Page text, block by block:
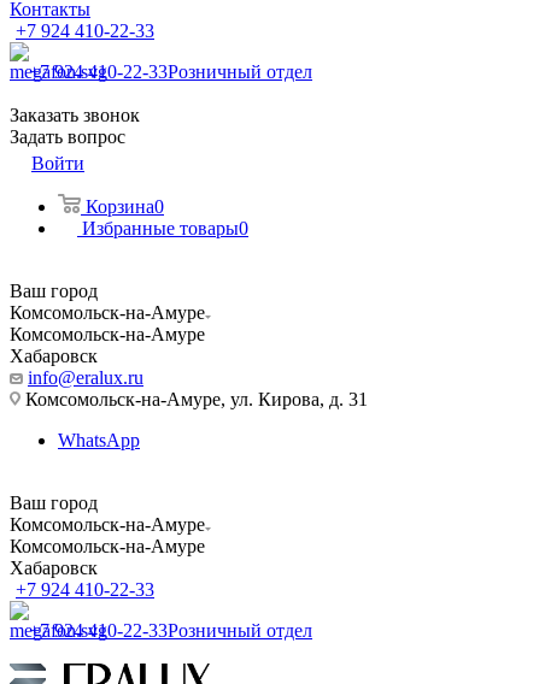
Контакты
+7 924 410-22-33
+7 924 410-22-33Розничный отдел
Заказать звонок
Задать вопрос
Войти
Корзина0
Избранные товары0
Ваш город
Комсомольск-на-Амуре
Комсомольск-на-Амуре
Хабаровск
info@eralux.ru
Комсомольск-на-Амуре, ул. Кирова, д. 31
WhatsApp
Ваш город
Комсомольск-на-Амуре
Комсомольск-на-Амуре
Хабаровск
+7 924 410-22-33
+7 924 410-22-33Розничный отдел